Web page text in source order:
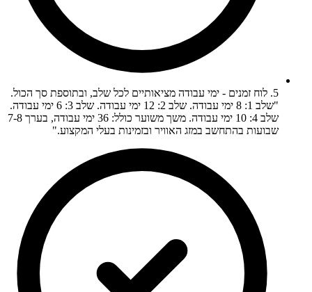
5. לוח זמנים - ימי עבודה מציאותיים לכל שלב, ובתוספת סך הכול.
"שלב 1: 8 ימי עבודה. שלב 2: 12 ימי עבודה. שלב 3: 6 ימי עבודה.
שלב 4: 10 ימי עבודה. משך משוער כולל: 36 ימי עבודה, בערך 7-8
שבועות בהתחשב במזג האוויר ובזמינות בעלי המקצוע."